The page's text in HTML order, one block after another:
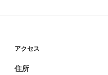
アクセス
住所